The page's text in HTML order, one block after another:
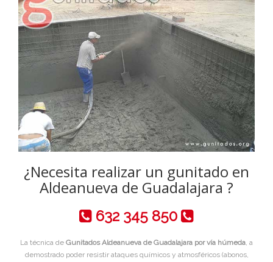
¿Necesita realizar un gunitado en
Aldeanueva de Guadalajara ?
632 345 850
La técnica de Gunitados Aldeanueva de Guadalajara por vía húmeda, a
demostrado poder resistir ataques químicos y atmosféricos (abonos,